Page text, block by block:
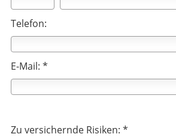
Telefon:
E-Mail: *
Zu versichernde Risiken: *